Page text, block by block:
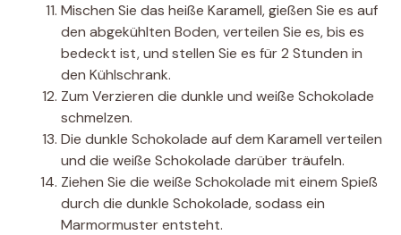
Mischen Sie das heiße Karamell, gießen Sie es auf
den abgekühlten Boden, verteilen Sie es, bis es
bedeckt ist, und stellen Sie es für 2 Stunden in
den Kühlschrank.
Zum Verzieren die dunkle und weiße Schokolade
schmelzen.
Die dunkle Schokolade auf dem Karamell verteilen
und die weiße Schokolade darüber träufeln.
Ziehen Sie die weiße Schokolade mit einem Spieß
durch die dunkle Schokolade, sodass ein
Marmormuster entsteht.